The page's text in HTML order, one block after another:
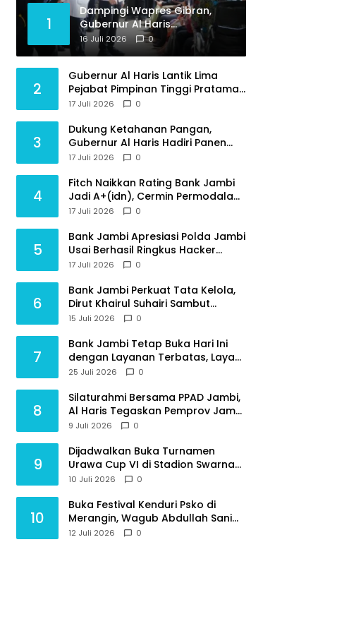
1
Dampingi Wapres Gibran,
Gubernur Al Haris
Perjuangkan MRI Baru dan
Tambahan Dokter Spesialis
16 Juli 2026 0
2
Gubernur Al Haris Lantik Lima
Pejabat Pimpinan Tinggi Pratama,
Tekankan Penguatan Kinerja dan
17 Juli 2026 0
3
Dukung Ketahanan Pangan,
Gubernur Al Haris Hadiri Panen
Raya TNI di Kabupaten
17 Juli 2026 0
4
Fitch Naikkan Rating Bank Jambi
Jadi A+(idn), Cermin Permodalan
Kokoh dan Kinerja Keuangan
17 Juli 2026 0
5
Bank Jambi Apresiasi Polda Jambi
Usai Berhasil Ringkus Hacker
Pembobol Dana Nasabah
17 Juli 2026 0
6
Bank Jambi Perkuat Tata Kelola,
Dirut Khairul Suhairi Sambut
Sinergi Strategis Bersama BPKP
15 Juli 2026 0
7
Bank Jambi Tetap Buka Hari Ini
dengan Layanan Terbatas, Layani
Penggantian Kartu ATM dan
25 Juli 2026 0
8
Silaturahmi Bersama PPAD Jambi,
Al Haris Tegaskan Pemprov Jambi
Terus Rangkul Para Purnawirawan
9 Juli 2026 0
9
Dijadwalkan Buka Turnamen
Urawa Cup VI di Stadion Swarna
Bhumi, Gubernur Al Haris Siap
10 Juli 2026 0
10
Buka Festival Kenduri Psko di
Merangin, Wagub Abdullah Sani
Ajak Generasi Muda Jaga Budaya
12 Juli 2026 0